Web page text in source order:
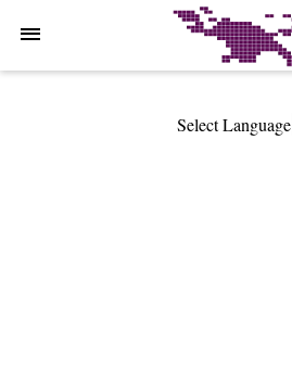
Select Language